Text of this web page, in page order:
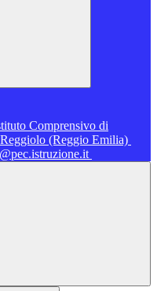
Comprensivo di
(Reggio Emilia)